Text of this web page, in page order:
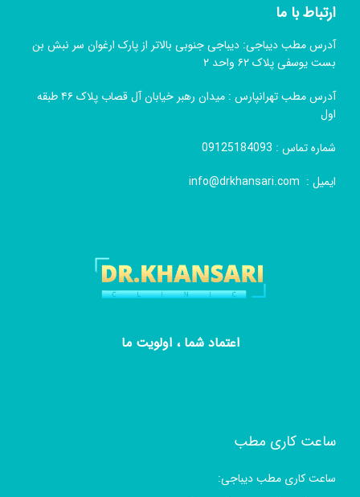
ارتباط با ما
آدرس مطب دیباجی: دیباجی جنوبی بالاتر از پارک ارغوان سر نبش بن
بست یوسفی پلاک ۶۲ واحد ۲
آدرس مطب تهرانپارس : میدان رهبر خیابان آل قصاب پلاک ۴۶ طبقه
اول
شماره تماس :
ایمیل : info@drkhansari.com
اعتماد شما ، اولویت ما
ساعت کاری مطب
ساعت کاری مطب دیباجی: